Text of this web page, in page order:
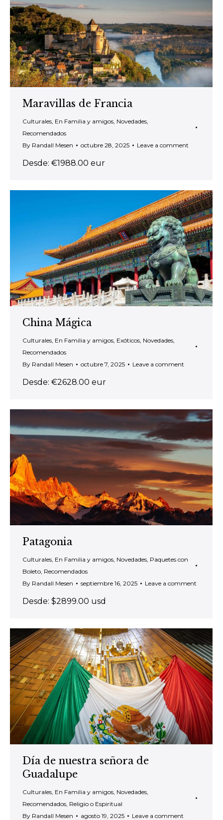
Maravillas de Francia
Culturales En Familia y amigos Novedades
Recomendados
By Randall Mesen octubre 28, 2025 Leave a comment
Desde: €1988.00 eur
China Mágica
Culturales En Familia y amigos Exóticos Novedades
Recomendados
By Randall Mesen octubre 7, 2025 Leave a comment
Desde: €2628.00 eur
Patagonia
Culturales En Familia y amigos Novedades Paquetes con
Boleto Recomendados
By Randall Mesen septiembre 16, 2025 Leave a comment
Desde: $2899.00 usd
Día de nuestra señora de
Guadalupe
Culturales En Familia y amigos Novedades
Recomendados Religio o Espiritual
By Randall Mesen agosto 19, 2025 Leave a comment